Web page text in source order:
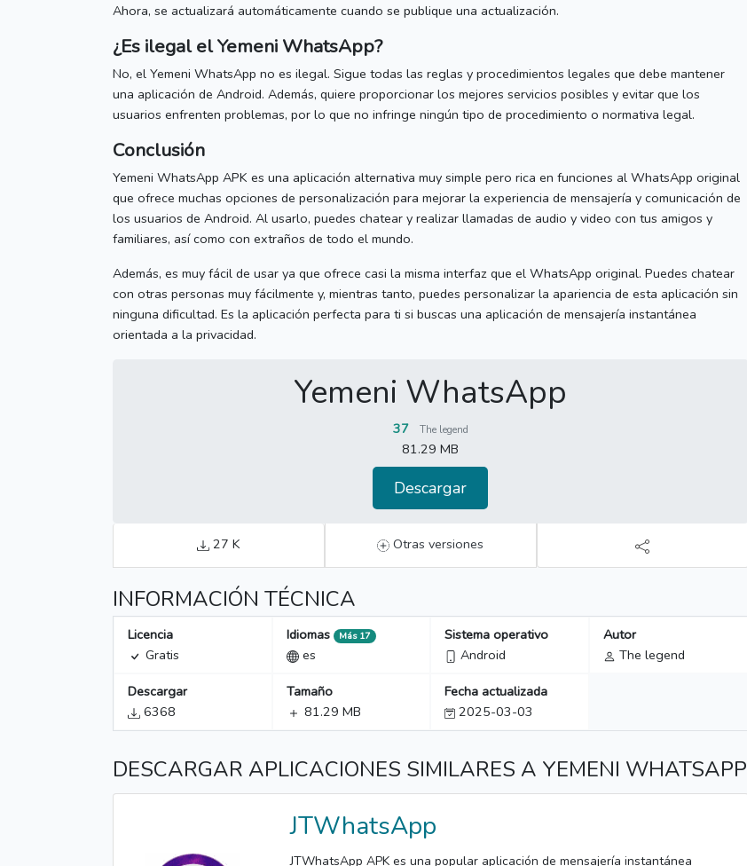
Ahora, se actualizará automáticamente cuando se publique una actualización.
¿Es ilegal elYemeni WhatsApp?
No, el Yemeni WhatsApp no es ilegal. Sigue todas las reglas y procedimientos legales que debe mantener
una aplicación de Android. Además, quiere proporcionar los mejores servicios posibles y evitar que los
usuarios enfrenten problemas, por lo que no infringe ningún tipo de procedimiento o normativa legal.
Conclusión
Yemeni WhatsApp APK es una aplicación alternativa muy simple pero rica en funciones al WhatsApp original
que ofrece muchas opciones de personalización para mejorar la experiencia de mensajería y comunicación de
los usuarios de Android. Al usarlo, puedes chatear y realizar llamadas de audio y video con tus amigos y
familiares, así como con extraños de todo el mundo.
Además, es muy fácil de usar ya que ofrece casi la misma interfaz que el WhatsApp original. Puedes chatear
con otras personas muy fácilmente y, mientras tanto, puedes personalizar la apariencia de esta aplicación sin
ninguna dificultad. Es la aplicación perfecta para ti si buscas una aplicación de mensajería instantánea
orientada a la privacidad.
Yemeni WhatsApp
37 The legend
81.29 MB
Descargar
27 K Otras versiones
INFORMACIÓN TÉCNICA
Licencia
Gratis
Idiomas Más 17
es
Sistema operativo
Android
Autor
The legend
Descargar
6368
Tamaño
81.29 MB
Fecha actualizada
2025-03-03
DESCARGAR APLICACIONES SIMILARES A YEMENI WHATSAPP
JTWhatsApp
JTWhatsApp APK es una popular aplicación de mensajería instantánea